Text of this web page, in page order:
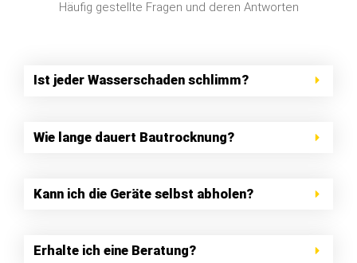
Häufig gestellte Fragen und deren Antworten
Ist jeder Wasserschaden schlimm?
Wie lange dauert Bautrocknung?
Kann ich die Geräte selbst abholen?
Erhalte ich eine Beratung?